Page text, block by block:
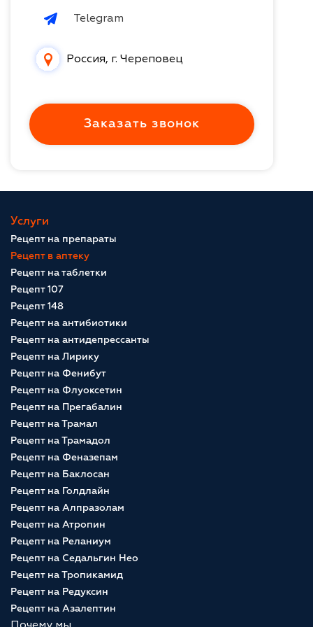
Telegram
Россия, г. Череповец
Заказать звонок
Услуги
Рецепт на препараты
Рецепт в аптеку
Рецепт на таблетки
Рецепт 107
Рецепт 148
Рецепт на антибиотики
Рецепт на антидепрессанты
Рецепт на Лирику
Рецепт на Фенибут
Рецепт на Флуоксетин
Рецепт на Прегабалин
Рецепт на Трамал
Рецепт на Трамадол
Рецепт на Феназепам
Рецепт на Баклосан
Рецепт на Голдлайн
Рецепт на Алпразолам
Рецепт на Атропин
Рецепт на Реланиум
Рецепт на Седальгин Нео
Рецепт на Тропикамид
Рецепт на Редуксин
Рецепт на Азалептин